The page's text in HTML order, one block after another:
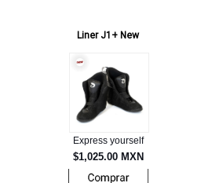
Liner J1+ New
Express yourself
$1,025.00 MXN